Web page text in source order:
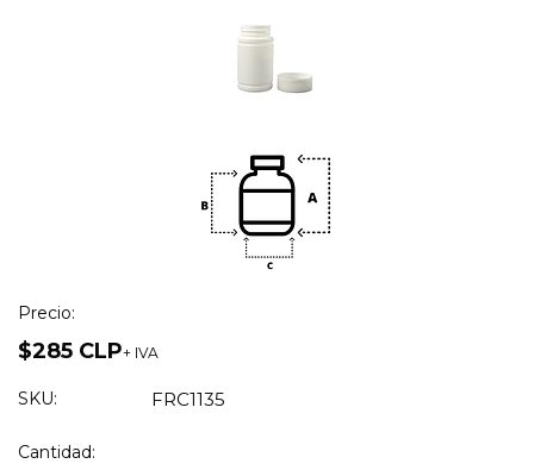
Precio:
$285 CLP+ IVA
SKU: FRC1135
Cantidad: